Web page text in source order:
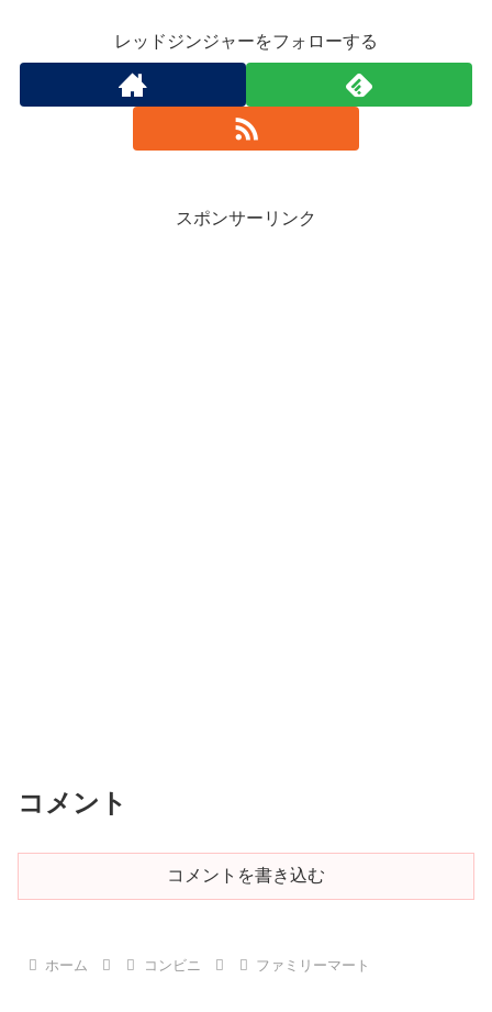
レッドジンジャーをフォローする
スポンサーリンク
コメント
コメントを書き込む
ホーム コンビニ ファミリーマート